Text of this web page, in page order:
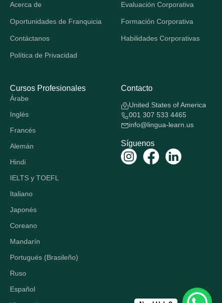
Acerca de
Oportunidades de Franquicia
Contáctanos
Política de Privacidad
Evaluación Corporativa
Formación Corporativa
Habilidades Corporativas
Cursos Profesionales
Árabe
Inglés
Francés
Alemán
Hindi
IELTS y TOEFL
Italiano
Japonés
Coreano
Mandarín
Portugués (Brasileño)
Ruso
Español
Contacto
United States of America
001 307 533 4465
info@lingua-learn.us
Síguenos